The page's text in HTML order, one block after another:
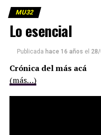
MU32
Lo esencial
Publicada hace 16 años el
Crónica del más acá
(más…)